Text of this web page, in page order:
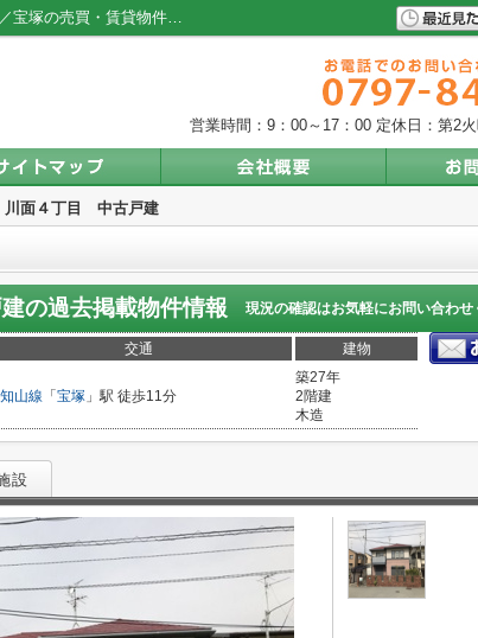
川面４丁目 中古戸建 ★東南角地★全部屋クロス貼替★日...の詳細ページ／宝塚の売買・賃貸物件は株式会社寿不動産
営業時間：9：00～17：00 定休日：第2
川面４丁目 中古戸建
の過去掲載物件情報 現況の確認はお気軽にお問い合わせ
交通 建物
山線 「 宝塚 」駅 徒歩11分
築27年
2階建
木造
設